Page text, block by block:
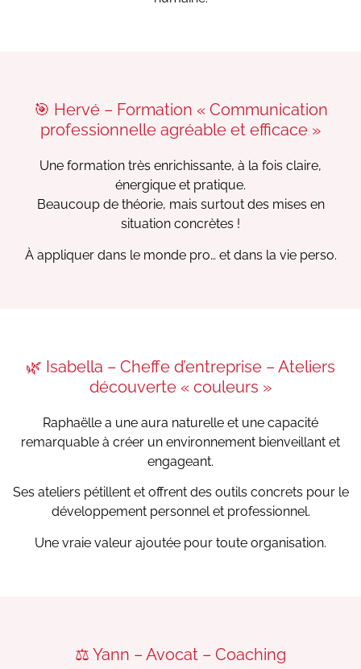
🎯 Hervé – Formation « Communication
professionnelle agréable et efficace »
Une formation très enrichissante, à la fois claire,
énergique et pratique.
Beaucoup de théorie, mais surtout des mises en
situation concrètes !
À appliquer dans le monde pro… et dans la vie perso.
🌿 Isabella – Cheffe d’entreprise – Ateliers
découverte « couleurs »
Raphaëlle a une aura naturelle et une capacité
remarquable à créer un environnement bienveillant et
engageant.
Ses ateliers pétillent et offrent des outils concrets pour le
développement personnel et professionnel.
Une vraie valeur ajoutée pour toute organisation.
⚖️ Yann – Avocat – Coaching